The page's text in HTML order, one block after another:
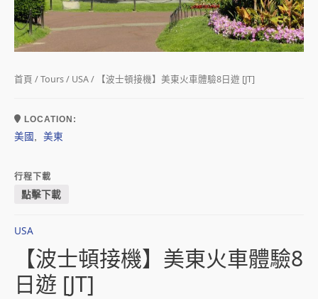
首頁 /Tours/ USA/ 【波士頓接機】美東火車體驗8日遊 [JT]
LOCATION:
美國, 美東
行程下載
點擊下載
USA
【波士頓接機】美東火車體驗8
日遊 [JT]